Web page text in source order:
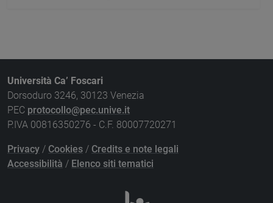
Università Ca’ Foscari
Dorsoduro 3246, 30123 Venezia
PEC protocollo@pec.unive.it
P.IVA 00816350276 - C.F. 80007720271
Privacy / Cookies / Credits e note legali
Accessibilità / Elenco siti tematici